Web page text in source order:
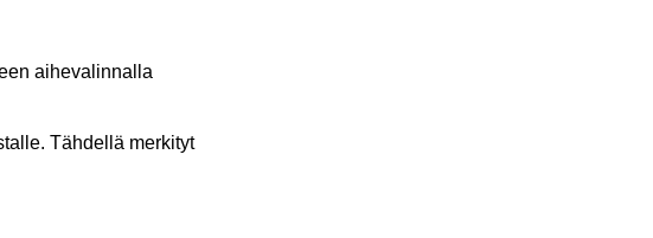
aihevalinnalla
Tähdellä merkityt